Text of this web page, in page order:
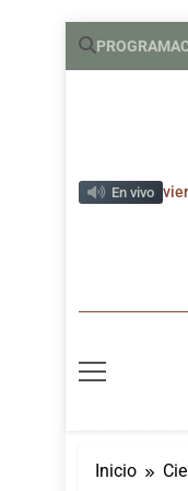
Saltar
En vivo
Inicio